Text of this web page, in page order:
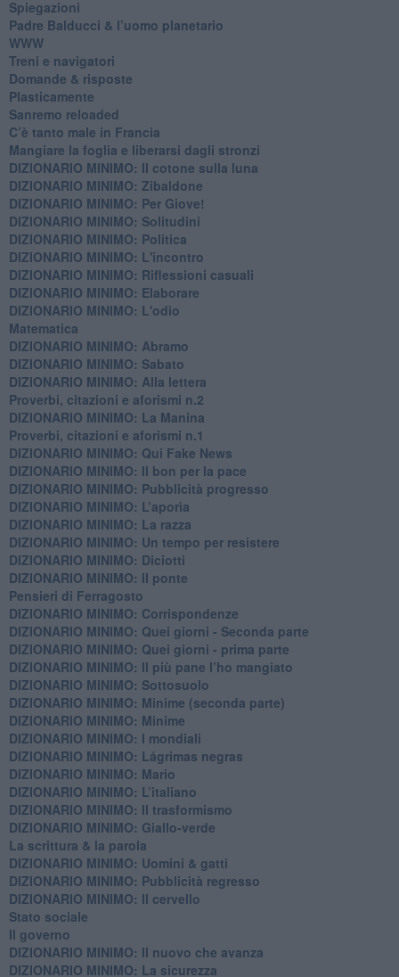
Spiegazioni
Padre Balducci & l’uomo planetario
WWW
​Treni e navigatori
​Domande & risposte
​Plasticamente
Sanremo reloaded
C’è tanto male in Francia
​Mangiare la foglia e liberarsi dagli stronzi
DIZIONARIO MINIMO: Il cotone sulla luna
DIZIONARIO MINIMO: Zibaldone
DIZIONARIO MINIMO: Per Giove!
DIZIONARIO MINIMO: Solitudini
DIZIONARIO MINIMO: Politica
DIZIONARIO MINIMO: L'incontro
DIZIONARIO MINIMO: Riflessioni casuali
DIZIONARIO MINIMO: Elaborare
DIZIONARIO MINIMO: L'odio
​Matematica
DIZIONARIO MINIMO: Abramo
DIZIONARIO MINIMO: Sabato
​DIZIONARIO MINIMO: Alla lettera
Proverbi, citazioni e aforismi n.2
DIZIONARIO MINIMO: La Manina
​Proverbi, citazioni e aforismi n.1
DIZIONARIO MINIMO: Qui Fake News
DIZIONARIO MINIMO: ​Il bon per la pace
DIZIONARIO MINIMO: Pubblicità progresso
DIZIONARIO MINIMO: L’aporìa
DIZIONARIO MINIMO: La razza
DIZIONARIO MINIMO: Un tempo per resistere
DIZIONARIO MINIMO: Diciotti
DIZIONARIO MINIMO: Il ponte
Pensieri di Ferragosto
DIZIONARIO MINIMO: Corrispondenze
DIZIONARIO MINIMO: Quei giorni - Seconda parte
DIZIONARIO MINIMO: Quei giorni - prima parte
DIZIONARIO MINIMO: Il più pane l’ho mangiato
DIZIONARIO MINIMO: Sottosuolo
DIZIONARIO MINIMO: Minime (seconda parte)
DIZIONARIO MINIMO: Minime
DIZIONARIO MINIMO: ​I mondiali
DIZIONARIO MINIMO: ​Lágrimas negras
DIZIONARIO MINIMO: Mario
DIZIONARIO MINIMO: L’italiano
DIZIONARIO MINIMO: Il trasformismo
DIZIONARIO MINIMO: Giallo-verde
La scrittura & la parola
​DIZIONARIO MINIMO: Uomini & gatti
DIZIONARIO MINIMO: ​Pubblicità regresso
DIZIONARIO MINIMO: Il cervello
Stato sociale
Il governo
DIZIONARIO MINIMO: Il nuovo che avanza
DIZIONARIO MINIMO: La sicurezza